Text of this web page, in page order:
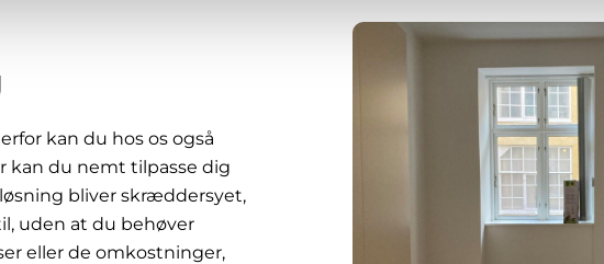
kan du hos os også
kan du nemt tilpasse dig
bliver skræddersyet,
uden at du behøver
eller de omkostninger,